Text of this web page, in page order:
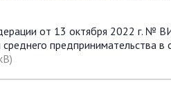
от 13 октября 2022 г. №
предпринимательства в